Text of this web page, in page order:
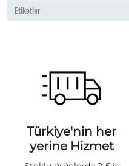
Etiketler
Türkiye'nin her
yerine Hizmet